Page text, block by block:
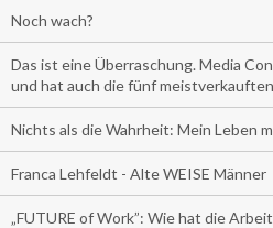
Noch wach?
Das ist eine Überraschung. Media
und hat auch die fünf
Nichts als die Wahrheit: Mein Leben
Franca Lehfeldt - Alte WEISE Männer
„FUTURE of Work”: Wie hat die